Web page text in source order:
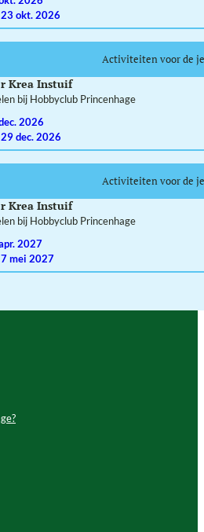
okt. 2026
Activiteiten voor de
Krea Instuif
bij Hobbyclub Princenhage
2026
dec. 2026
Activiteiten voor de
Krea Instuif
bij Hobbyclub Princenhage
2027
mei 2027